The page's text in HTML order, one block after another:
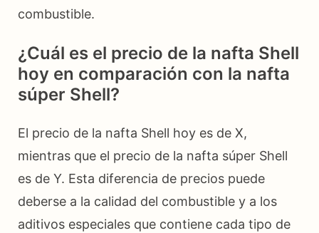
combustible.
¿Cuál es el precio de la nafta Shell
hoy en comparación con la nafta
súper Shell?
El precio de la nafta Shell hoy es de X,
mientras que el precio de la nafta súper Shell
es de Y. Esta diferencia de precios puede
deberse a la calidad del combustible y a los
aditivos especiales que contiene cada tipo de